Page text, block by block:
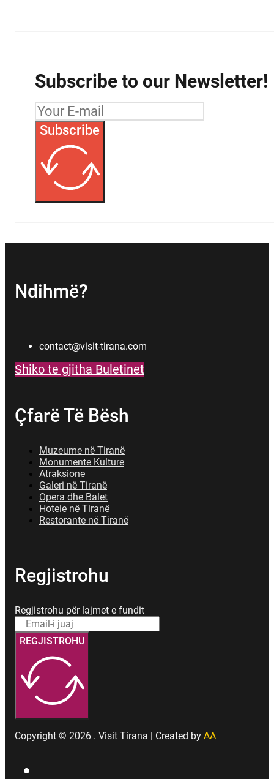
Subscribe to our Newsletter!
Subscribe
Ndihmë?
contact@visit-tirana.com
Shiko te gjitha Buletinet
Çfarë Të Bësh
Muzeume në Tiranë
Monumente Kulture
Atraksione
Galeri në Tiranë
Opera dhe Balet
Hotele në Tiranë
Restorante në Tiranë
Regjistrohu
Regjistrohu për lajmet e fundit
REGJISTROHU
Copyright © 2026 . Visit Tirana | Created by AA